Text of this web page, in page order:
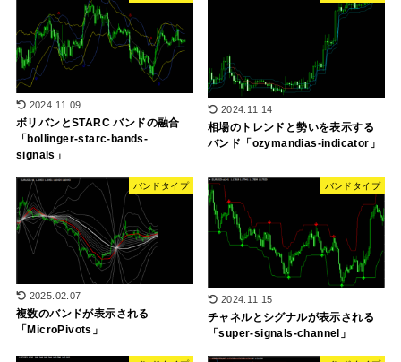
2024.11.09
ボリバンとSTARC バンドの融合
「bollinger-starc-bands-
signals」
2024.11.14
相場のトレンドと勢いを表示する
バンド「ozymandias-indicator」
バンドタイプ
2025.02.07
複数のバンドが表示される
「MicroPivots」
バンドタイプ
2024.11.15
チャネルとシグナルが表示される
「super-signals-channel」